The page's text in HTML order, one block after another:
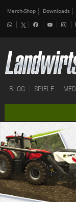
Merch-Shop Downloads
BLOG SPIELE